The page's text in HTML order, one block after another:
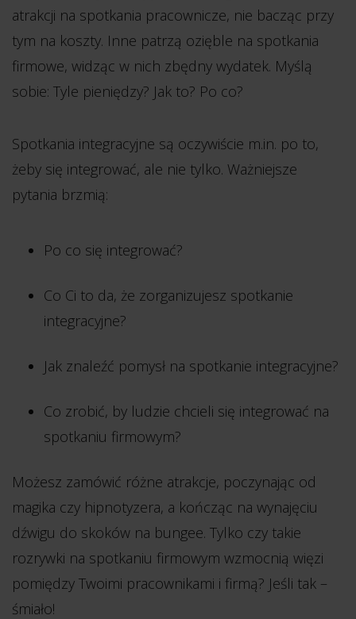
atrakcji na spotkania pracownicze, nie bacząc przy
tym na koszty. Inne patrzą ozięble na spotkania
firmowe, widząc w nich zbędny wydatek. Myślą
sobie: Tyle pieniędzy? Jak to? Po co?
Spotkania integracyjne są oczywiście m.in. po to,
żeby się integrować, ale nie tylko. Ważniejsze
pytania brzmią:
Po co się integrować?
Co Ci to da, że zorganizujesz spotkanie
integracyjne?
Jak znaleźć pomysł na spotkanie integracyjne?
Co zrobić, by ludzie chcieli się integrować na
spotkaniu firmowym?
Możesz zamówić różne atrakcje, poczynając od
magika czy hipnotyzera, a kończąc na wynajęciu
dźwigu do skoków na bungee. Tylko czy takie
rozrywki na spotkaniu firmowym wzmocnią więzi
pomiędzy Twoimi pracownikami i firmą? Jeśli tak –
śmiało!